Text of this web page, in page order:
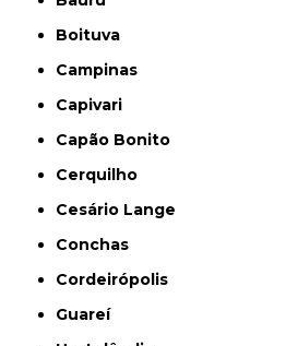
Boituva
Campinas
Capivari
Capão Bonito
Cerquilho
Cesário Lange
Conchas
Cordeirópolis
Guareí